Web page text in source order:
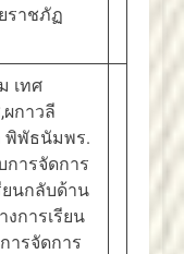
ราชภัฏ
เทศ
กาวลี
พิพัธนัมพร.
ารจัดการ
ยนกลับด้าน
การเรียน
ารจัดการ